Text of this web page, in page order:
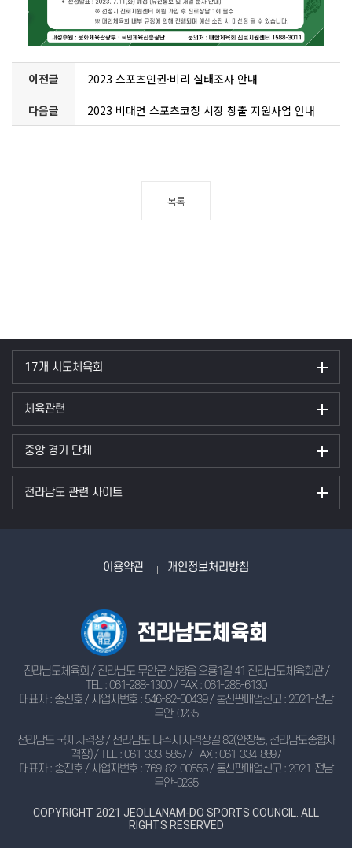
이전글
2023 스포츠인권·비리 실태조사 안내
다음글
2023 비대면 스포츠코칭 시장 창출 지원사업 안내
목록
17개 시도체육회
체육관련
중앙 경기 단체
전라남도 관련 사이트
이용약관 개인정보처리방침
전라남도체육회 / 전라남도 무안군 삼향읍 오룡1길 41 전라남도체육회관 /
TEL : 061-288-1300 / FAX : 061-285-6130
대표자 : 송진호 / 사업자번호 : 546-82-00439 / 통신판매업신고 : 2021-전남
무안-0235
전라남도 국제사격장 / 전라남도 나주시 사격장길 82(안창동, 전라남도종합사
격장) / TEL : 061-333-5857 / FAX : 061-334-8897
대표자 : 송진호 / 사업자번호 : 769-82-00556 / 통신판매업신고 : 2021-전남
무안-0235
COPYRIGHT 2021 JEOLLANAM-DO SPORTS COUNCIL. ALL
RIGHTS RESERVED